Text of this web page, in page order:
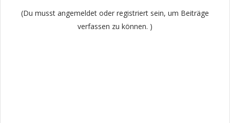
(Du musst angemeldet oder registriert sein, um Beiträge
verfassen zu können. )